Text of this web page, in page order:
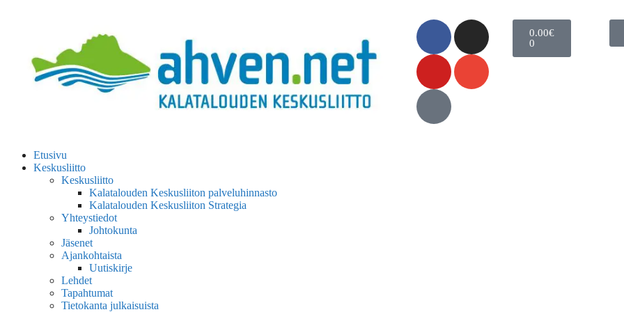
0.00€
0
Etusivu
Keskusliitto
Keskusliitto
Kalatalouden Keskusliiton palveluhinnasto
Kalatalouden Keskusliiton Strategia
Yhteystiedot
Johtokunta
Jäsenet
Ajankohtaista
Uutiskirje
Lehdet
Tapahtumat
Tietokanta julkaisuista